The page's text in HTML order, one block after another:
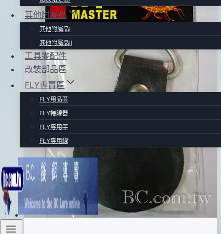
其他附屬品
其他附屬品Ⅰ
其他附屬品Ⅱ
工具零配件
改裝部品區
FLY專賣區
FLY用品區
FLY捲線器
FLY專用竿
FLY專用線